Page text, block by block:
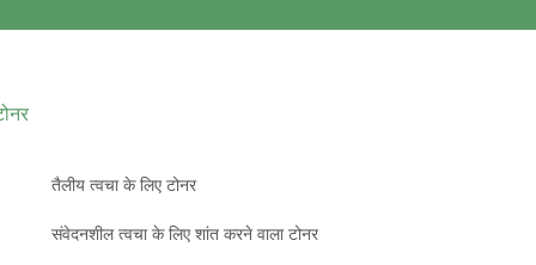
तैलीय त्वचा के लिए टोनर
संवेदनशील त्वचा के लिए शांत करने वाला टोनर